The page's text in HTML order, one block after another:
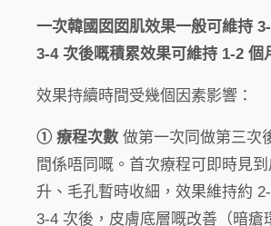
一次韓國囡囡肌效果一般可維持
3-4 次後嘅積累效果可維持 1-2 個
效果持續時間受幾個因素影響：
① 療程次數 做第一次同做第三次
間係唔同嘅。首次療程可即時見
升、毛孔暫時收細，效果維持約
3-4 次後，皮膚底層嘅改善（暗瘡